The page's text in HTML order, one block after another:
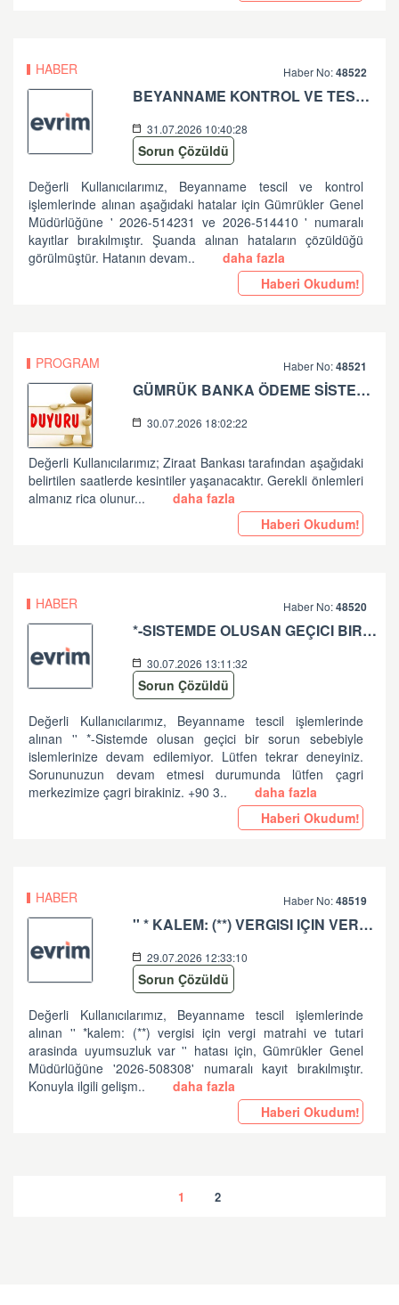
HABER Haber No:48522
BEYANNAME KONTROL VE TESCİL İŞLEMLERİNDE ALINAN HATALAR HK
31.07.2026 10:40:28
Sorun Çözüldü
Değerli Kullanıcılarımız, Beyanname tescil ve kontrol
işlemlerinde alınan aşağıdaki hatalar için Gümrükler Genel
Müdürlüğüne ' 2026-514231 ve 2026-514410 ' numaralı
kayıtlar bırakılmıştır. Şuanda alınan hataların çözüldüğü
görülmüştür. Hatanın devam..
daha fazla
Haberi Okudum!
PROGRAM Haber No:48521
GÜMRÜK BANKA ÖDEME SİSTEMLERİ ZİRAAT BANKASI PLANLI ÇALIŞMA HK
30.07.2026 18:02:22
Değerli Kullanıcılarımız; Ziraat Bankası tarafından aşağıdaki
belirtilen saatlerde kesintiler yaşanacaktır. Gerekli önlemleri
almanız rica olunur...
daha fazla
Haberi Okudum!
HABER Haber No:48520
*-SISTEMDE OLUSAN GEÇICI BIR SORUN SEBEBIYLE ISLEMLERINIZE DEVAM EDILEMIYOR. LÜTFEN TEKRAR DENEYINIZ. SORUNUNUZUN DEVAM ETMESI DURUMUNDA LÜTFEN ÇAGRI MERKEZIMIZE ÇAGRI BIRAKINIZ. +90 312 444 84 82 '' HATASI HK
30.07.2026 13:11:32
Sorun Çözüldü
Değerli Kullanıcılarımız, Beyanname tescil işlemlerinde
alınan '' *-Sistemde olusan geçici bir sorun sebebiyle
islemlerinize devam edilemiyor. Lütfen tekrar deneyiniz.
Sorununuzun devam etmesi durumunda lütfen çagri
merkezimize çagri birakiniz. +90 3..
daha fazla
Haberi Okudum!
HABER Haber No:48519
'' * KALEM: (**) VERGISI IÇIN VERGI MATRAHI VE TUTARI ARASINDA UYUMSUZLUK VAR '' HATASI HK
29.07.2026 12:33:10
Sorun Çözüldü
Değerli Kullanıcılarımız, Beyanname tescil işlemlerinde
alınan '' *kalem: (**) vergisi için vergi matrahi ve tutari
arasinda uyumsuzluk var '' hatası için, Gümrükler Genel
Müdürlüğüne '2026-508308' numaralı kayıt bırakılmıştır.
Konuyla ilgili gelişm..
daha fazla
Haberi Okudum!
1 2